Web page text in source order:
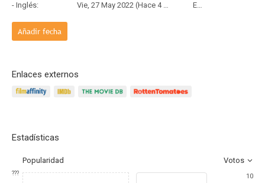
- Inglés:
Vie, 27 May 2022 (Hace 4 años y 2 meses) Estreno
Añadir fecha
Enlaces externos
Estadísticas
Popularidad Votos
???
10